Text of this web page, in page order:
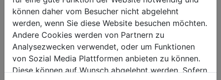
general data
EAN code
9120058375026
können daher vom Besucher nicht abgelehnt
werden, wenn Sie diese Website besuchen möchten.
Andere Cookies werden von Partnern zu
Analysezwecken verwendet, oder um Funktionen
von Sozial Media Plattformen anbieten zu können.
Diese können auf Wunsch abgelehnt werden. Sofern